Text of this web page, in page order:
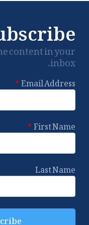
content in your
inbox.
Email Address
First Name
Last Name